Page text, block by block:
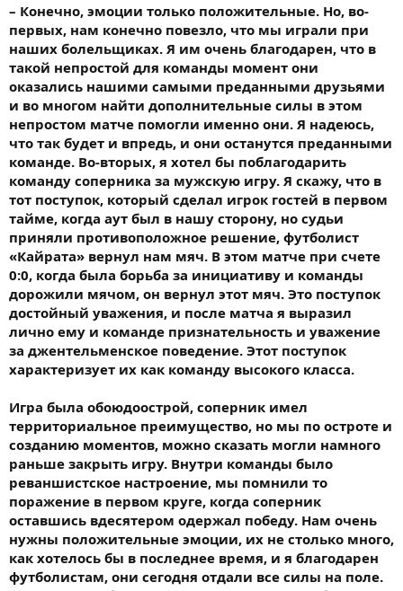
– Конечно, эмоции только положительные. Но, во-
первых, нам конечно повезло, что мы играли при
наших болельщиках. Я им очень благодарен, что в
такой непростой для команды момент они
оказались нашими самыми преданными друзьями
и во многом найти дополнительные силы в этом
непростом матче помогли именно они. Я надеюсь,
что так будет и впредь, и они останутся преданными
команде. Во-вторых, я хотел бы поблагодарить
команду соперника за мужскую игру. Я скажу, что в
тот поступок, который сделал игрок гостей в первом
тайме, когда аут был в нашу сторону, но судьи
приняли противоположное решение, футболист
«Кайрата» вернул нам мяч. В этом матче при счете
0:0, когда была борьба за инициативу и команды
дорожили мячом, он вернул этот мяч. Это поступок
достойный уважения, и после матча я выразил
лично ему и команде признательность и уважение
за джентельменское поведение. Этот поступок
характеризует их как команду высокого класса.
Игра была обоюдоострой, соперник имел
территориальное преимущество, но мы по остроте и
созданию моментов, можно сказать могли намного
раньше закрыть игру. Внутри команды было
реваншистское настроение, мы помнили то
поражение в первом круге, когда соперник
оставшись вдесятером одержал победу. Нам очень
нужны положительные эмоции, их не столько много,
как хотелось бы в последнее время, и я благодарен
футболистам, они сегодня отдали все силы на поле.